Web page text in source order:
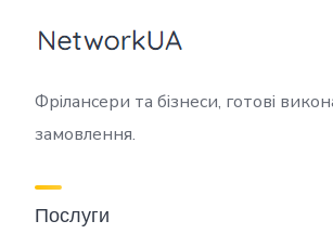
Фрілансери та бізнеси, готові
замовлення.
Послуги